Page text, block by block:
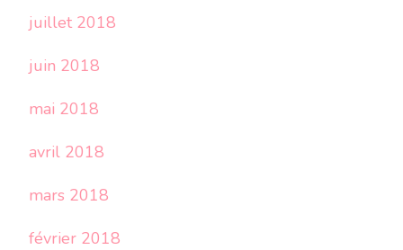
juillet 2018
juin 2018
mai 2018
avril 2018
mars 2018
février 2018